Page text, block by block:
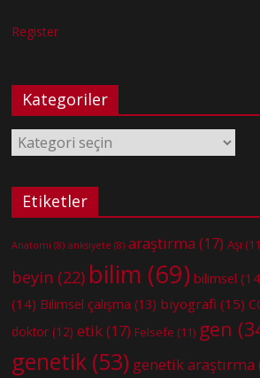
Register
Kategoriler
Kategoriler
Etiketler
Anatomi (8) anksiyete (8) araştırma (17) Aşı
beyin (22) bilim (69) bilimsel
(14) Bilimsel çalışma (13) biyografi (15)
doktor (12) etik(17) Felsefe (11) gen
genetik (53) genetik araştırma